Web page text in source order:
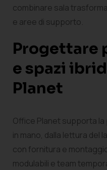
combinare sala
e aree di supporto.
Progettare
e spazi
Planet
Office Planet supporta
in mano, dalla lettura del
con fornitura e
modulabili e team